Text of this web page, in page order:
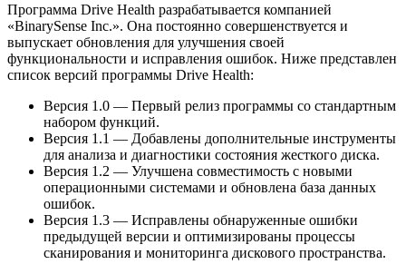
Программа Drive Health разрабатывается компанией
«BinarySense Inc.». Она постоянно совершенствуется и
выпускает обновления для улучшения своей
функциональности и исправления ошибок. Ниже представлен
список версий программы Drive Health:
Версия 1.0 — Первый релиз программы со стандартным
набором функций.
Версия 1.1 — Добавлены дополнительные инструменты
для анализа и диагностики состояния жесткого диска.
Версия 1.2 — Улучшена совместимость с новыми
операционными системами и обновлена база данных
ошибок.
Версия 1.3 — Исправлены обнаруженные ошибки
предыдущей версии и оптимизированы процессы
сканирования и мониторинга дискового пространства.